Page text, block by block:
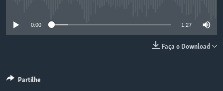
0:00 1:27
Faça o Download
Partilhe